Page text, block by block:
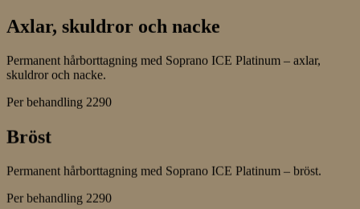
Axlar, skuldror och nacke
Permanent hårborttagning med Soprano ICE Platinum – axlar,
skuldror och nacke.
Per behandling 2290
Bröst
Permanent hårborttagning med Soprano ICE Platinum – bröst.
Per behandling 2290